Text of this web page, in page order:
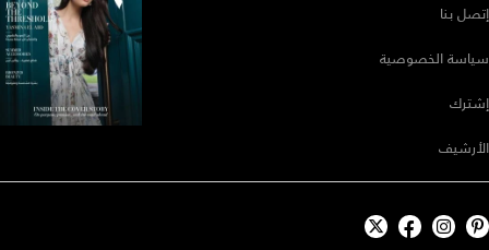
إتصل بنا
سياسة الخصوصية
إشترك
الأرشيف